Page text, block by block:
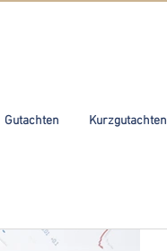
Gutachten Kurzgutachten